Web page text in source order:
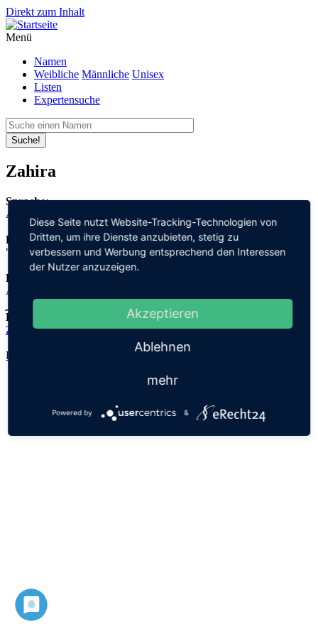
Direkt zum Inhalt
Menü
Namen
Weibliche Männliche Unisex
Listen
Expertensuche
Suche!
Zahira
Sprache:
Arabisch
Bedeutung:
"strahlend"
Herleitung:
Arabisch,
زاهر "zahir"
Herkunftsname:
Zahir
Datenschutz
Diese Seite nutzt Website-Tracking-Technologien von
Dritten, um ihre Dienste anzubieten, stetig zu
verbessern und Werbung entsprechend den Interessen
der Nutzer anzuzeigen.
Akzeptieren
Ablehnen
mehr
Powered by &